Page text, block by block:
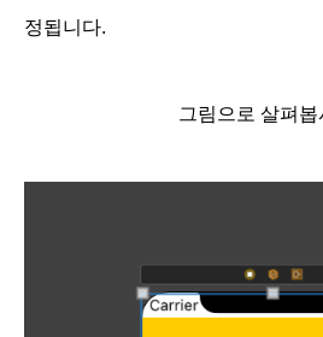
정됩니다.
그림으로 살펴봅